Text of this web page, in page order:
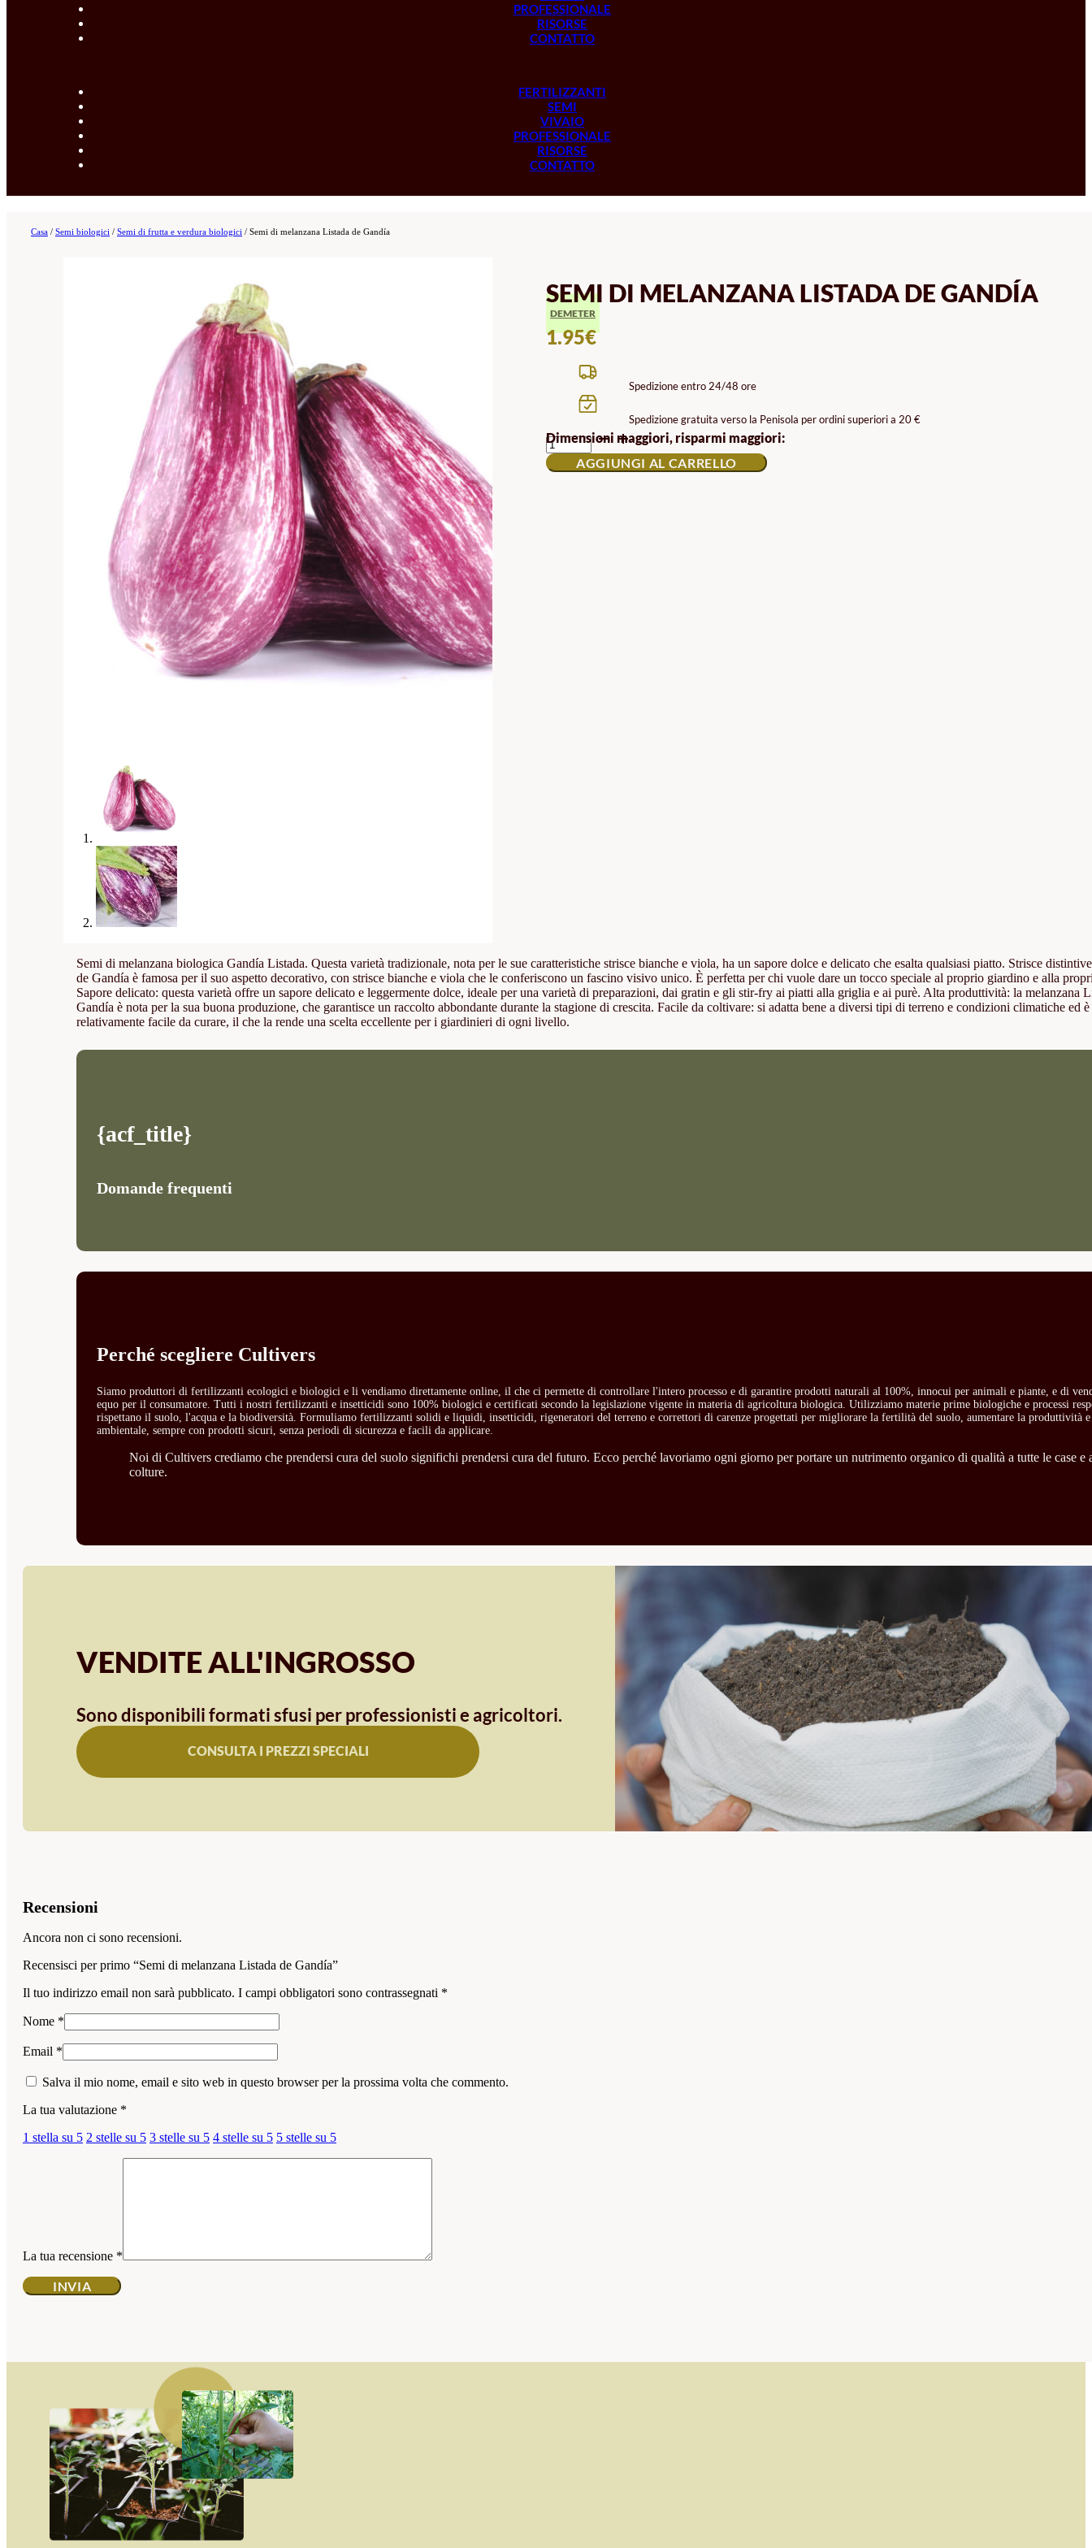
PROFESSIONALE
RISORSE
CONTATTO
FERTILIZZANTI
SEMI
VIVAIO
PROFESSIONALE
RISORSE
CONTATTO
Casa / Semi biologici / Semi di frutta e verdura biologici / Semi di melanzana Listada de Gandía
SEMI DI MELANZANA LISTADA DE GANDÍA
DEMETER
1.95€
Spedizione entro 24/48 ore
Spedizione gratuita verso la Penisola per ordini superiori a 20 €
Dimensioni maggiori, risparmi maggiori:
SEMI
DI
MELANZANA
LISTADA
AGGIUNGI AL CARRELLO
Semi di melanzana biologica Gandía Listada. Questa varietà tradizionale, nota per le sue caratteristiche strisce bianche e viola, ha un sapore dolce e delicato che esalta qualsiasi piatto. Strisce
de Gandía è famosa per il suo aspetto decorativo, con strisce bianche e viola che le conferiscono un fascino visivo unico. È perfetta per chi vuole dare un tocco speciale al proprio giardino e alla
Sapore delicato: questa varietà offre un sapore delicato e leggermente dolce, ideale per una varietà di preparazioni, dai gratin e gli stir-fry ai piatti alla griglia e ai purè. Alta produttività: la melanzana
Gandía è nota per la sua buona produzione, che garantisce un raccolto abbondante durante la stagione di crescita. Facile da coltivare: si adatta bene a diversi tipi di terreno e condizioni climatiche ed è
relativamente facile da curare, il che la rende una scelta eccellente per i giardinieri di ogni livello.
{acf_title}
Domande frequenti
Perché scegliere Cultivers
Siamo produttori di fertilizzanti ecologici e biologici e li vendiamo direttamente online, il che ci permette di controllare l'intero processo e di garantire prodotti naturali al 100%, innocui per animali e piante, e di
equo per il consumatore. Tutti i nostri fertilizzanti e insetticidi sono 100% biologici e certificati secondo la legislazione vigente in materia di agricoltura biologica. Utilizziamo materie prime biologiche e processi
rispettano il suolo, l'acqua e la biodiversità. Formuliamo fertilizzanti solidi e liquidi, insetticidi, rigeneratori del terreno e correttori di carenze progettati per migliorare la fertilità del suolo, aumentare la produttività
ambientale, sempre con prodotti sicuri, senza periodi di sicurezza e facili da applicare.
Noi di Cultivers crediamo che prendersi cura del suolo significhi prendersi cura del futuro. Ecco perché lavoriamo ogni giorno per portare un nutrimento organico di qualità a tutte le case e
colture.
VENDITE ALL'INGROSSO
Sono disponibili formati sfusi per professionisti e agricoltori.
CONSULTA I PREZZI SPECIALI
Recensioni
Ancora non ci sono recensioni.
Recensisci per primo “Semi di melanzana Listada de Gandía”
Il tuo indirizzo email non sarà pubblicato. I campi obbligatori sono contrassegnati *
Nome *
Email *
Salva il mio nome, email e sito web in questo browser per la prossima volta che commento.
La tua valutazione *
1 stella su 5 2 stelle su 5 3 stelle su 5 4 stelle su 5 5 stelle su 5
La tua recensione *